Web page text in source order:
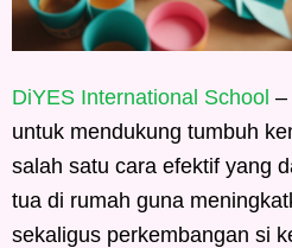
DiYES International School –
untuk mendukung tumbuh
salah satu cara efektif yang
tua di rumah guna
sekaligus perkembangan si